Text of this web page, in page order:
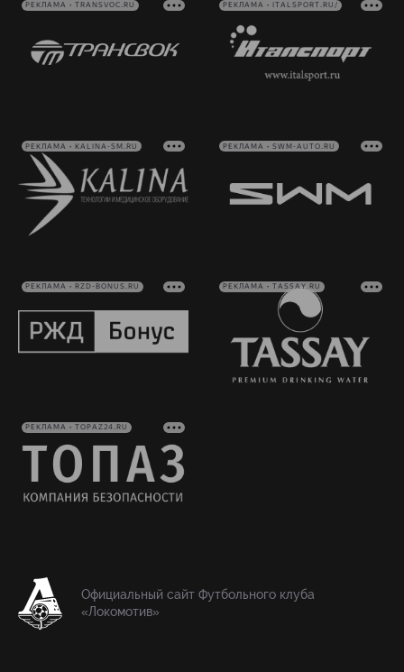
РЕКЛАМА • TRANSVOC.RU РЕКЛАМА • ITALSPORT.RU/
РЕКЛАМА • KALINA-SM.RU РЕКЛАМА • SWM-AUTO.RU
РЕКЛАМА • RZD-BONUS.RU РЕКЛАМА • TASSAY.RU
РЕКЛАМА • TOPAZ24.RU
Официальный сайт Футбольного клуба
«Локомотив»